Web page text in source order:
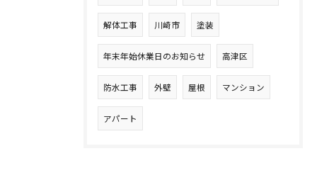
解体工事 川崎市 塗装
年末年始休業日のお知らせ 高津区
防水工事 外壁 屋根 マンション
アパート